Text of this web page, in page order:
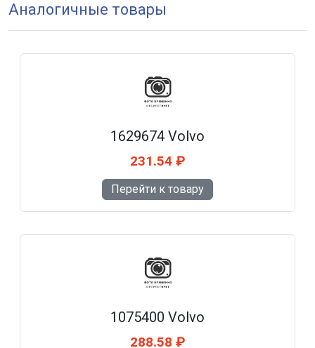
Аналогичные товары
1629674 Volvo
231.54 ₽
Перейти к товару
1075400 Volvo
288.58 ₽